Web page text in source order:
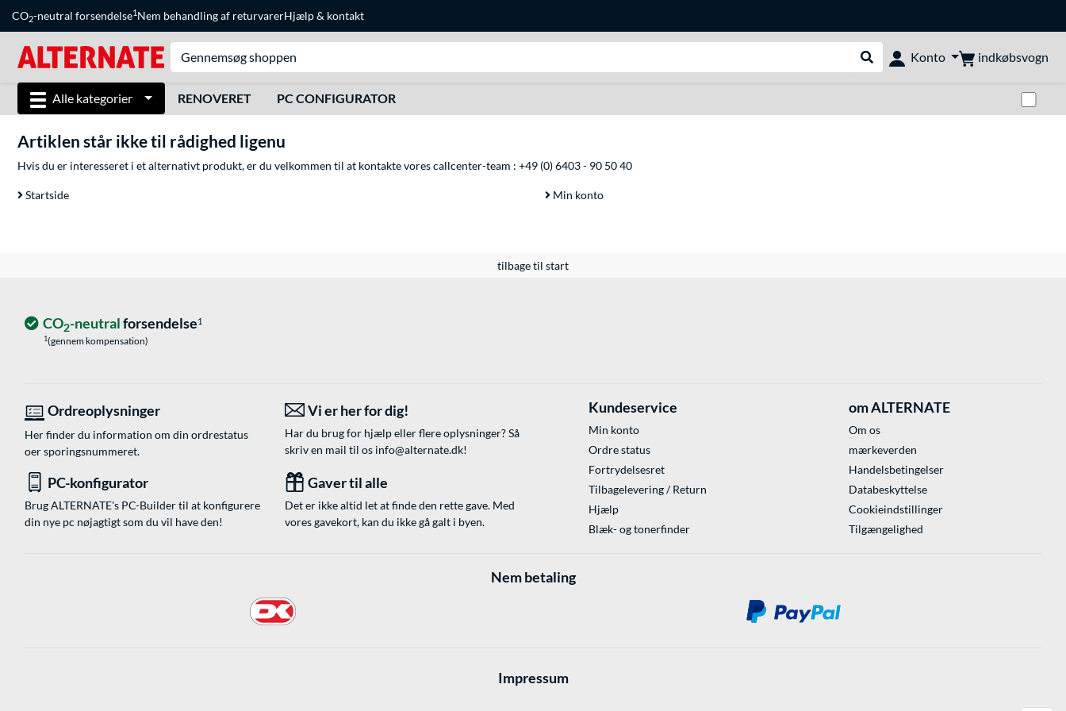
CO2-neutral forsendelse1Nem behandling af returvarerHjælp& kontakt
Udfør søgning
Konto indkøbsvogn
Alle kategorier RENOVERET PC CONFIGURATOR
Artiklen står ikke til rådighed ligenu
Hvis du er interesseret i et alternativt produkt, er du velkommen til at kontakte vores callcenter-team : +49 (0) 6403 - 90 50 40
Startside Min konto
tilbage til start
CO2-neutralforsendelse1
1(gennem kompensation)
Ordreoplysninger
Her finder du information om din ordrestatus
oer sporingsnummeret.
Vi er her for dig!
Har du brug for hjælp eller flere oplysninger? Så
skriv en mail til os info@alternate.dk!
PC-konfigurator
Brug ALTERNATE's PC-Builder til at konfigurere
din nye pc nøjagtigt som du vil have den!
Gaver til alle
Det er ikke altid let at finde den rette gave. Med
vores gavekort, kan du ikke gå galt i byen.
Kundeservice
Min konto
Ordre status
Fortrydelsesret
Tilbagelevering / Return
Hjælp
Blæk- og tonerfinder
om ALTERNATE
Om os
mærkeverden
Handelsbetingelser
Databeskyttelse
Cookieindstillinger
Tilgængelighed
Nem betaling
Impressum